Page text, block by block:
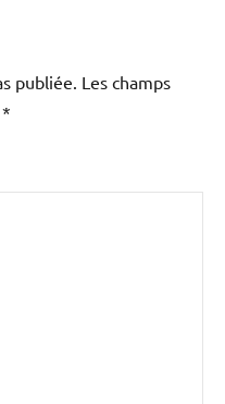
publiée. Les champs
*